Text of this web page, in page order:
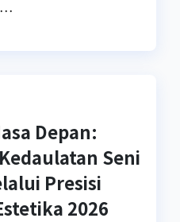
Depan:
Seni
Presisi
2026